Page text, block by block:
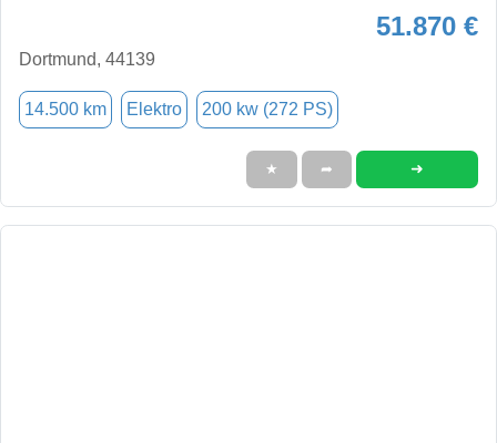
51.870 €
Dortmund, 44139
14.500 km Elektro 200 kw (272 PS)
★ ➦ ➜